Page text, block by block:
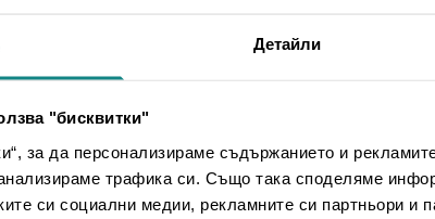
Детайли
"бисквитки"
за да персонализираме съдържанието и
трафика си. Също така споделяме
си социални медии, рекламните си партньори и